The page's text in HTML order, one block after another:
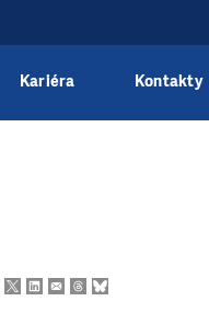
Kariéra Kontakty